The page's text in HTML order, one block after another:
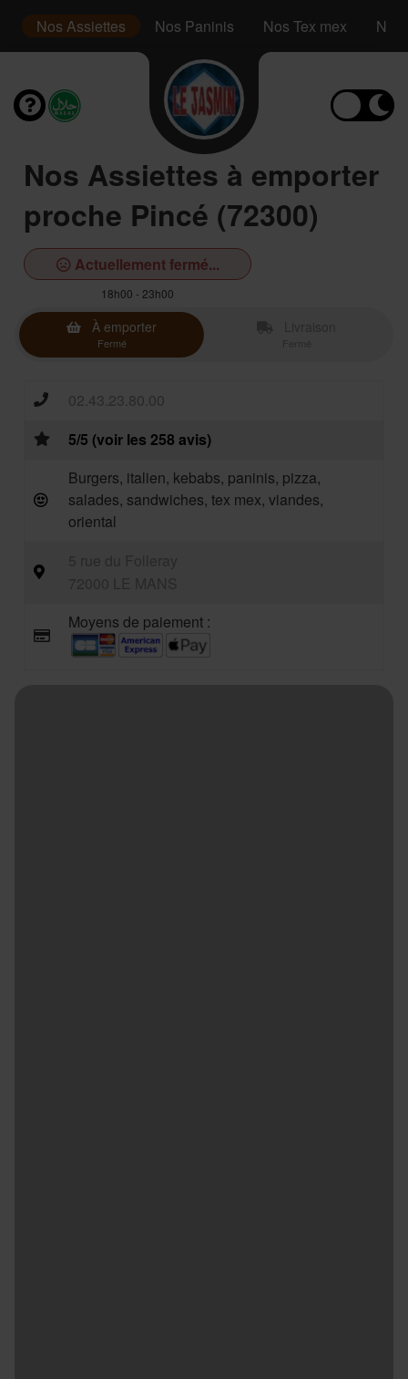
Nos Assiettes Nos Paninis Nos Tex mex Nos
Nos Assiettes à emporter
proche Pincé (72300)
Actuellement fermé...
18h00 - 23h00
À emporter
Fermé
02.43.23.80.00
5/5 (voir les 258 avis)
Burgers, italien, kebabs, paninis, pizza,
salades, sandwiches, tex mex, viandes,
oriental
Moyens de paiement :